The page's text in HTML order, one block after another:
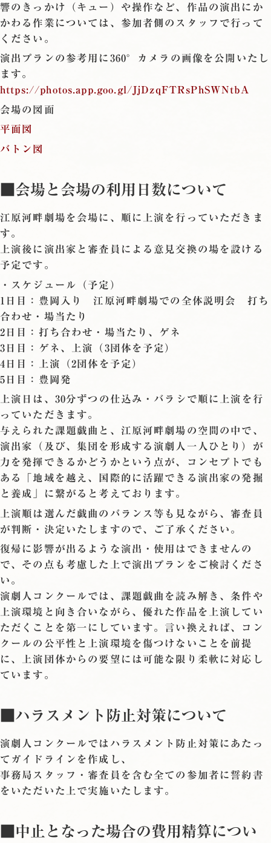
響のきっかけ（キュー）や操作など、作品の演出にか
かわる作業については、参加者側のスタッフで行って
ください。
演出プランの参考用に360°カメラの画像を公開いたし
ます。
https://photos.app.goo.gl/JjDzqFTRsPhSWNtbA
会場の図面
平面図
バトン図
■会場と会場の利用日数について
江原河畔劇場を会場に、順に上演を行っていただきま
す。
上演後に演出家と審査員による意見交換の場を設ける
予定です。
・スケジュール（予定）
1日目：豊岡入り 江原河畔劇場での全体説明会 打ち
合わせ・場当たり
2日目：打ち合わせ・場当たり、ゲネ
3日目：ゲネ、上演（3団体を予定）
4日目：上演（2団体を予定）
5日目：豊岡発
上演日は、30分ずつの仕込み・バラシで順に上演を行
っていただきます。
与えられた課題戯曲と、江原河畔劇場の空間の中で、
演出家（及び、集団を形成する演劇人一人ひとり）が
力を発揮できるかどうかという点が、コンセプトでも
ある「地域を越え、国際的に活躍できる演出家の発掘
と養成」に繋がると考えております。
上演順は選んだ戯曲のバランス等も見ながら、審査員
が判断・決定いたしますので、ご了承ください。
復帰に影響が出るような演出・使用はできませんの
で、その点も考慮した上で演出プランをご検討くださ
い。
演劇人コンクールでは、課題戯曲を読み解き、条件や
上演環境と向き合いながら、優れた作品を上演してい
ただくことを第一にしています。言い換えれば、コン
クールの公平性と上演環境を傷つけないことを前提
に、上演団体からの要望には可能な限り柔軟に対応し
ています。
■ハラスメント防止対策について
演劇人コンクールではハラスメント防止対策にあたっ
てガイドラインを作成し、
事務局スタッフ・審査員を含む全ての参加者に誓約書
をいただいた上で実施いたします。